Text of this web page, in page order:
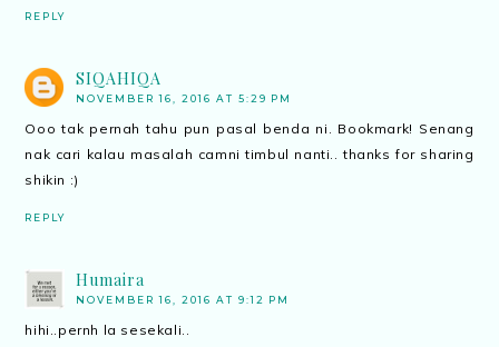
REPLY
SIQAHIQA
NOVEMBER 16, 2016 AT 5:29 PM
Ooo tak pernah tahu pun pasal benda ni. Bookmark! Senang
nak cari kalau masalah camni timbul nanti.. thanks for sharing
shikin :)
REPLY
Humaira
NOVEMBER 16, 2016 AT 9:12 PM
hihi..pernh la sesekali..